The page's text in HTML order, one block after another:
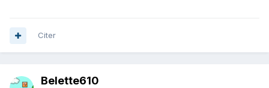
Citer
Belette610